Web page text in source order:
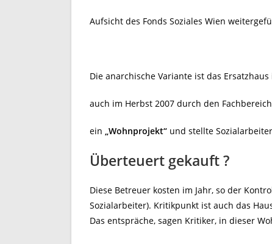
Aufsicht des Fonds Soziales Wien
Die anarchische Variante ist das
auch im Herbst 2007 durch den Fachbereich
ein „Wohnprojekt“ und stellte
Überteuert gekauft ?
Diese Betreuer kosten im Jahr, so der
Sozialarbeiter). Kritikpunkt ist auch das
Das entspräche, sagen Kritiker, in dieser